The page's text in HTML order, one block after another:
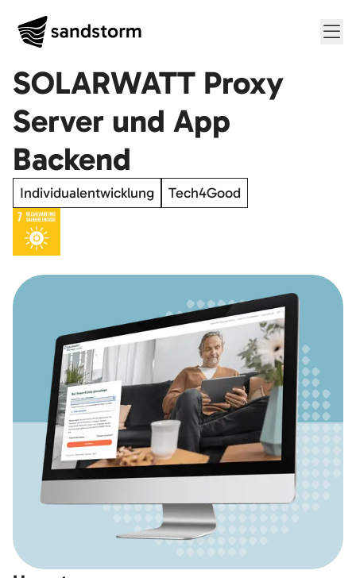
SOLARWATT Proxy
Server und App
Backend
Individualentwicklung Tech4Good